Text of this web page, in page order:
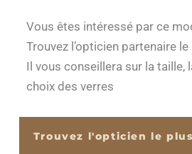
Vous êtes intéressé par ce
Trouvez l’opticien partenaire
Il vous conseillera sur la taille,
choix des verres
Trouvez l'opticien le